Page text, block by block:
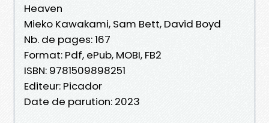
Heaven
Mieko Kawakami, Sam Bett, David Boyd
Nb. de pages: 167
Format: Pdf, ePub, MOBI, FB2
ISBN: 9781509898251
Editeur: Picador
Date de parution: 2023